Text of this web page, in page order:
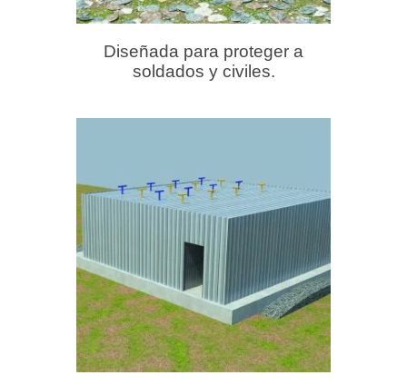
Diseñada para proteger a
soldados y civiles.